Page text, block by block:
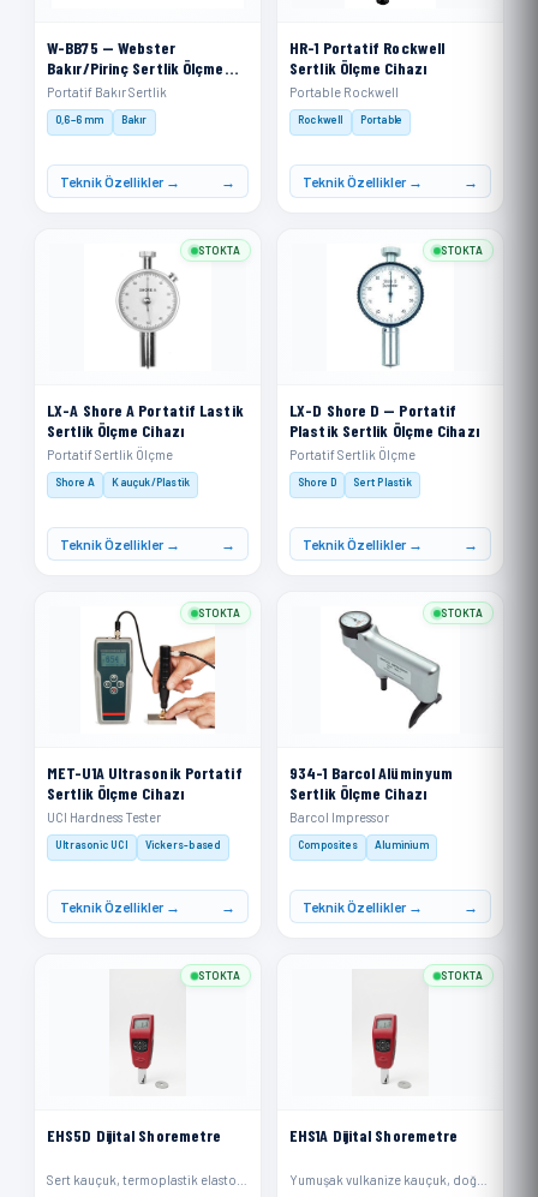
W-BB75 — Webster
Bakır/Pirinç Sertlik Ölçme
Cihazı
Portatif Bakır Sertlik
0,6–6 mm Bakır
Teknik Özellikler →
HR-1 Portatif Rockwell
Sertlik Ölçme Cihazı
Portable Rockwell
Rockwell Portable
Teknik Özellikler →
LX-A Shore A Portatif Lastik
Sertlik Ölçme Cihazı
Portatif Sertlik Ölçme
Shore A Kauçuk/Plastik
Teknik Özellikler →
STOKTA
LX-D Shore D — Portatif
Plastik Sertlik Ölçme Cihazı
Portatif Sertlik Ölçme
Shore D Sert Plastik
Teknik Özellikler →
STOKTA
MET-U1A Ultrasonik Portatif
Sertlik Ölçme Cihazı
UCI Hardness Tester
Ultrasonic UCI Vickers-based
Teknik Özellikler →
STOKTA
934-1 Barcol Alüminyum
Sertlik Ölçme Cihazı
Barcol Impressor
Composites Aluminium
Teknik Özellikler →
STOKTA
EHS5D Dijital Shoremetre
STOKTA
EHS1A Dijital Shoremetre
STOKTA